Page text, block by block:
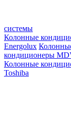
системы
Колонные
Energolux
кондиционеры
Колонные
Toshiba